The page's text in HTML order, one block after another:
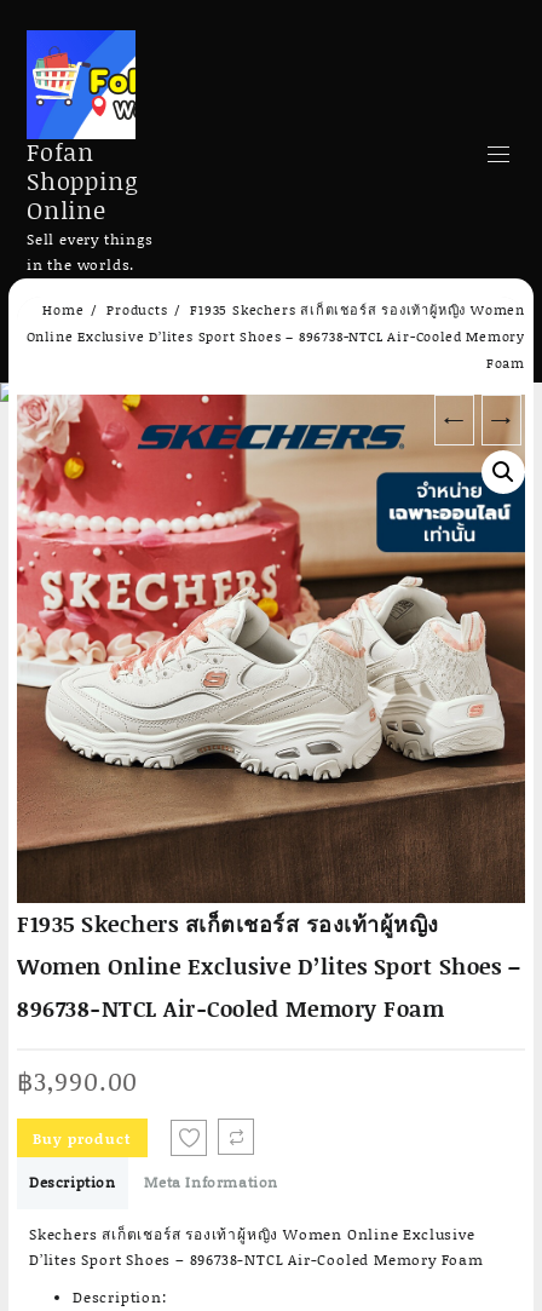
Skip
content
Fofan
Shopping
Online
Sell every things
in the worlds.
Search
Home Products
F1935 Skechers สเก็ตเชอร์ส รองเท้าผู้หญิง Women
Online Exclusive D’lites Sport Shoes – 896738-NTCL Air-Cooled Memory
Foam
← →
F1935 Skechers สเก็ตเชอร์ส รองเท้าผู้หญิง
Women Online Exclusive D’lites Sport Shoes –
896738-NTCL Air-Cooled Memory Foam
฿3,990.00
Buy product
Description Meta Information
Skechers สเก็ตเชอร์ส รองเท้าผู้หญิง Women Online Exclusive
D’lites Sport Shoes – 896738-NTCL Air-Cooled Memory Foam
Description:
Add to cart Add to cart